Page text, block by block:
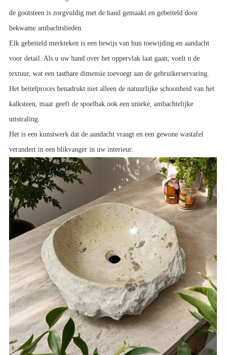
de gootsteen is zorgvuldig met de hand gemaakt en gebeiteld door
bekwame ambachtslieden.
Elk gebeiteld merkteken is een bewijs van hun toewijding en aandacht
voor detail. Als u uw hand over het oppervlak laat gaan, voelt u de
textuur, wat een tastbare dimensie toevoegt aan de gebruikerservaring.
Het beitelproces benadrukt niet alleen de natuurlijke schoonheid van het
kalksteen, maar geeft de spoelbak ook een unieke, ambachtelijke
uitstraling.
Het is een kunstwerk dat de aandacht vraagt ​​en een gewone wastafel
verandert in een blikvanger in uw interieur.